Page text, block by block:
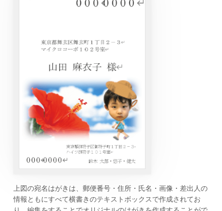
上図の宛名はがきは、郵便番号・住所・氏名・画像・差出人の
情報ともにすべて横書きのテキストボックスで作成されてお